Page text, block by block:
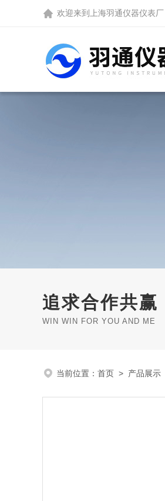
欢迎来到 上海羽通仪器仪表厂
追求合作共赢
WIN WIN FOR YOU AND ME
当前位置： 首页 > 产品展示